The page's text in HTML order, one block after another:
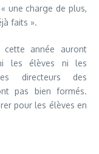
une charge de plus,
faits ».
cette année auront
les élèves ni les
directeurs des
pas bien formés.
pour les élèves en